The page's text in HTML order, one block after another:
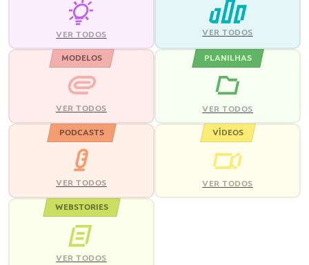
VER TODOS VER TODOS
MODELOS
VER TODOS
PLANILHAS
VER TODOS
PODCASTS
VER TODOS
VÍDEOS
VER TODOS
WEBSTORIES
VER TODOS